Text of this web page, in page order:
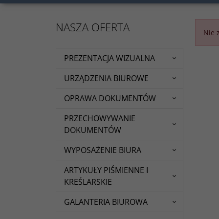
Nie
NASZA OFERTA
PREZENTACJA WIZUALNA
URZĄDZENIA BIUROWE
OPRAWA DOKUMENTÓW
PRZECHOWYWANIE
DOKUMENTÓW
WYPOSAŻENIE BIURA
ARTYKUŁY PIŚMIENNE I
KREŚLARSKIE
GALANTERIA BIUROWA